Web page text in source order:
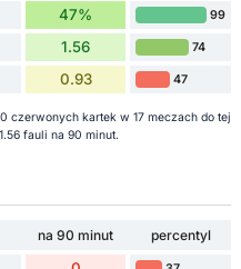
47% 99
1.56 74
0.93 47
czerwonych kartek w 17 meczach do tej
fauli na 90 minut.
na 90 minut
percentyl